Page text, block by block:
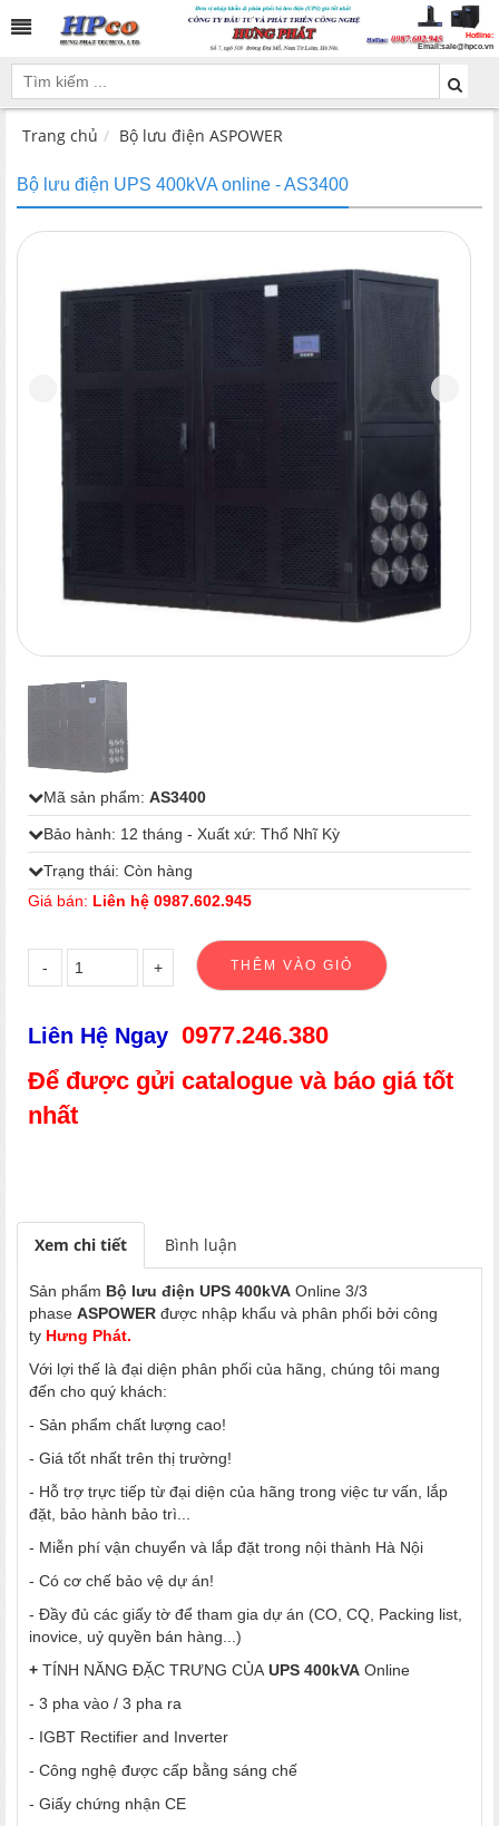
Hotline:
Email:sale@hpco.vn
Trang chủ Bộ lưu điện ASPOWER
Bộ lưu điện UPS 400kVA online - AS3400
Mã sản phẩm: AS3400
Bảo hành: 12 tháng - Xuất xứ: Thổ Nhĩ Kỳ
Trạng thái: Còn hàng
Giá bán: Liên hệ 0987.602.945
Liên Hệ Ngay 0977.246.380
Để được gửi catalogue và báo giá tốt
nhất
Xem chi tiết Bình luận
Sản phẩm Bộ lưu điện UPS 400kVA Online 3/3
phase ASPOWER được nhập khẩu và phân phối bởi công
ty Hưng Phát.
Với lợi thế là đại diện phân phối của hãng, chúng tôi mang
đến cho quý khách:
- Sản phẩm chất lượng cao!
- Giá tốt nhất trên thị trường!
- Hỗ trợ trực tiếp từ đại diện của hãng trong việc tư vấn, lắp
đặt, bảo hành bảo trì...
- Miễn phí vận chuyển và lắp đặt trong nội thành Hà Nội
- Có cơ chế bảo vệ dự án!
- Đầy đủ các giấy tờ để tham gia dự án (CO, CQ, Packing list,
inovice, uỷ quyền bán hàng...)
+ TÍNH NĂNG ĐẶC TRƯNG CỦA UPS 400kVA Online
- 3 pha vào / 3 pha ra
- IGBT Rectifier and Inverter
- Công nghệ được cấp bằng sáng chế
- Giấy chứng nhận CE